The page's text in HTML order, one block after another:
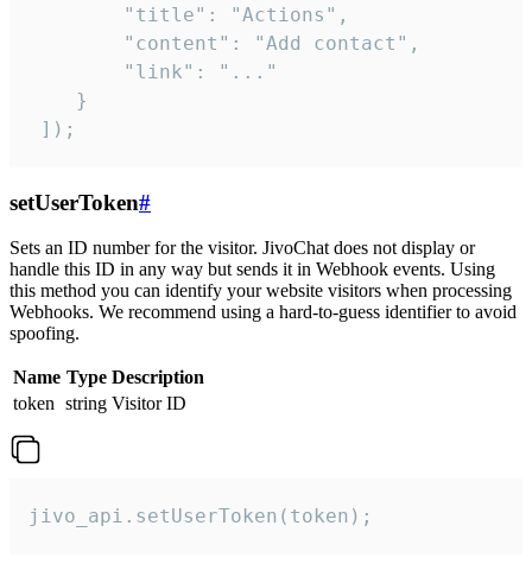
        "title": "Actions",
        "content": "Add contact",
        "link": "..."
    }
]);
setUserToken#
Sets an ID number for the visitor. JivoChat does not display or
handle this ID in any way but sends it in Webhook events. Using
this method you can identify your website visitors when processing
Webhooks. We recommend using a hard-to-guess identifier to avoid
spoofing.
Name Type Description
token string Visitor ID
jivo_api.setUserToken(token);